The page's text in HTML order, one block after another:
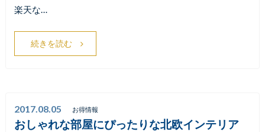
楽天な…
続きを読む
2017.08.05 お得情報
おしゃれな部屋にぴったりな北欧インテリア